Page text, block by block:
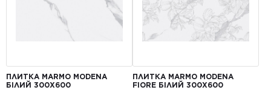
ПЛИТКА MARMO MODENA
БІЛИЙ 300Х600
ПЛИТКА MARMO MODENA
FIORE БІЛИЙ 300Х600